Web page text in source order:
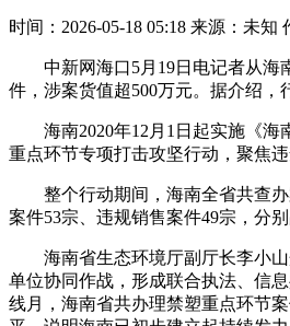
时间：2026-05-18 05:18 来源：未知
中新网海口5月19日电记者从海南
件，涉案货值超500万元。据介绍，
海南2020年12月1日起实施《海
重点环节专项打击攻坚行动，聚焦
整个行动期间，海南全省共查办
案件53宗、违规销售案件49宗，分
海南省生态环境厅副厅长李小山
单位协同作战，形成联合执法、信
线月，海南省共办理禁塑重点环节